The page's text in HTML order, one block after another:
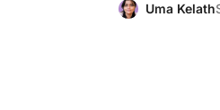
Uma Kelath